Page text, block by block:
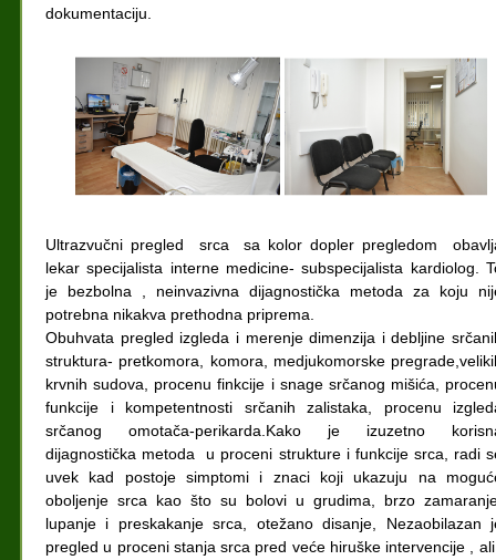
dokumentaciju.
Ultrazvučni pregled srca sa kolor dopler pregledom
lekar specijalista interne medicine- subspecijalista kardiolog.
je bezbolna , neinvazivna dijagnostička metoda za koju
potrebna nikakva prethodna priprema.
Obuhvata pregled izgleda i merenje dimenzija i debljine
struktura- pretkomora, komora, medjukomorske
krvnih sudova, procenu finkcije i snage srčanog mišića,
funkcije i kompetentnosti srčanih zalistaka, procenu
srčanog omotača-perikarda.Kako je izuzetno
dijagnostička metoda u proceni strukture i funkcije srca, radi
uvek kad postoje simptomi i znaci koji ukazuju na
oboljenje srca kao što su bolovi u grudima, brzo
lupanje i preskakanje srca, otežano disanje, Nezaobilazan
pregled u proceni stanja srca pred veće hiruške intervencije ,